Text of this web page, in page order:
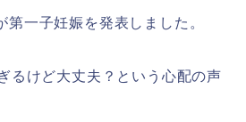
一子妊娠を発表しました。
るけど大丈夫？という心配の声